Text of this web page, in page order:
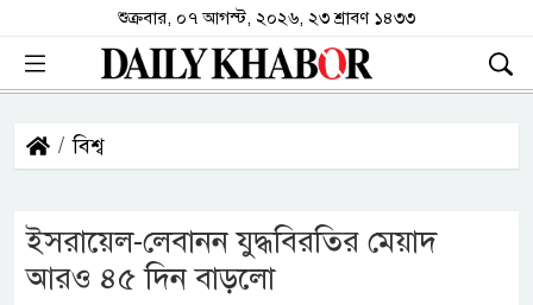
শুক্রবার, ০৭ আগস্ট, ২০২৬, ২৩ শ্রাবণ ১৪৩৩
বিশ্ব
ইসরায়েল-লেবানন যুদ্ধবিরতির মেয়াদ
আরও ৪৫ দিন বাড়লো